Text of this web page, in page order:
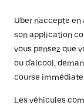
Uber n'accepte
son application
vous pensez que
ou d'alcool,
course
Les véhicules